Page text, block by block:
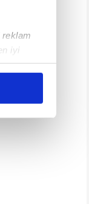
iyi
Bu